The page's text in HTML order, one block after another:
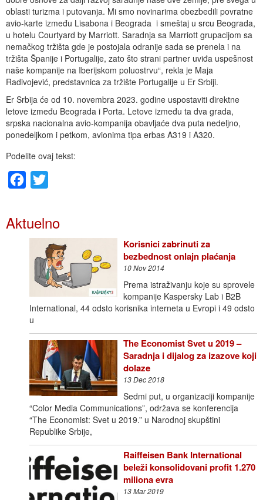
oblasti turizma i putovanja. Mi smo novinarima obezbedili povratne
avio-karte između Lisabona i Beograda i smeštaj u srcu Beograda,
u hotelu Courtyard by Marriott. Saradnja sa Marriott grupacijom sa
nemačkog tržišta gde je postojala odranije sada se prenela i na
tržišta Španije i Portugalije, zato što strani partner uviđa uspešnost
naše kompanije na Iberijskom poluostrvu“, rekla je Maja
Radivojević, predstavnica za tržište Portugalije u Er Srbiji.
Er Srbija će od 10. novembra 2023. godine uspostaviti direktne
letove između Beograda i Porta. Letove između ta dva grada,
srpska nacionalna avio-kompanija obavljaće dva puta nedeljno,
ponedeljkom i petkom, avionima tipa erbas A319 i A320.
Podelite ovaj tekst:
Facebook
Aktuelno
Korisnici zabrinuti za
bezbednost onlajn plaćanja
10 Nov 2014
Prema istraživanju koje su sprovele
kompanije Kaspersky Lab i B2B
International, 44 odsto korisnika interneta u Evropi i 49 odsto
u
The Economist Svet u 2019 –
Saradnja i dijalog za izazove koji
dolaze
13 Dec 2018
Sedmi put, u organizaciji kompanije
“Color Media Communications”, održava se konferencija
“The Economist: Svet u 2019.” u Narodnoj skupštini
Republike Srbije,
Raiffeisen Bank International
beleži konsolidovani profit 1.270
miliona evra
13 Mar 2019